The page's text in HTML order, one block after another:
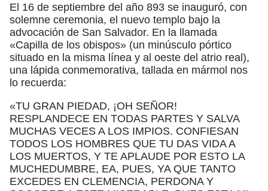
El 16 de septiembre del año 893 se inauguró, con
solemne ceremonia, el nuevo templo bajo la
advocación de San Salvador. En la llamada
«Capilla de los obispos» (un minúsculo pórtico
situado en la misma línea y al oeste del atrio real),
una lápida conmemorativa, tallada en mármol nos
lo recuerda:
«TU GRAN PIEDAD, ¡OH SEÑOR!
RESPLANDECE EN TODAS PARTES Y SALVA
MUCHAS VECES A LOS IMPIOS. CONFIESAN
TODOS LOS HOMBRES QUE TU DAS VIDA A
LOS MUERTOS, Y TE APLAUDE POR ESTO LA
MUCHEDUMBRE, EA, PUES, YA QUE TANTO
EXCEDES EN CLEMENCIA, PERDONA Y